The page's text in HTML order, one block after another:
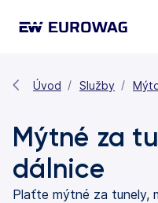
Úvod Služby
Mýtné za
dálnice
Plaťte mýtné za tunely,